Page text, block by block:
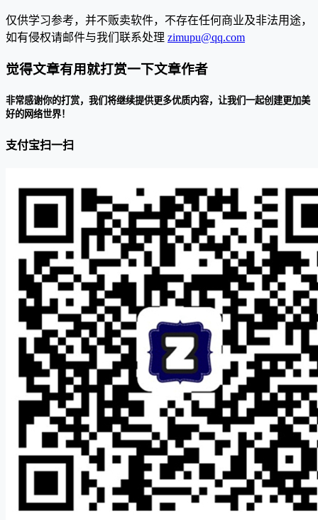
仅供学习参考，并不贩卖软件，不存在任何商业及非法用途，
如有侵权请邮件与我们联系处理 zimupu@qq.com
觉得文章有用就打赏一下文章作者
非常感谢你的打赏，我们将继续提供更多优质内容，让我们一起创建更加美
好的网络世界！
支付宝扫一扫